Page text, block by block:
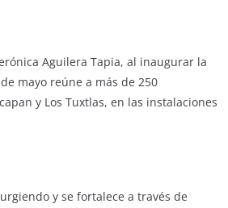
Aguilera Tapia, al inaugurar la
mayo reúne a más de 250
y Los Tuxtlas, en las instalaciones
y se fortalece a través de